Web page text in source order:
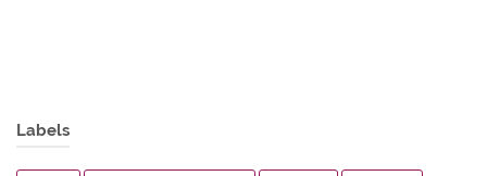
Labels